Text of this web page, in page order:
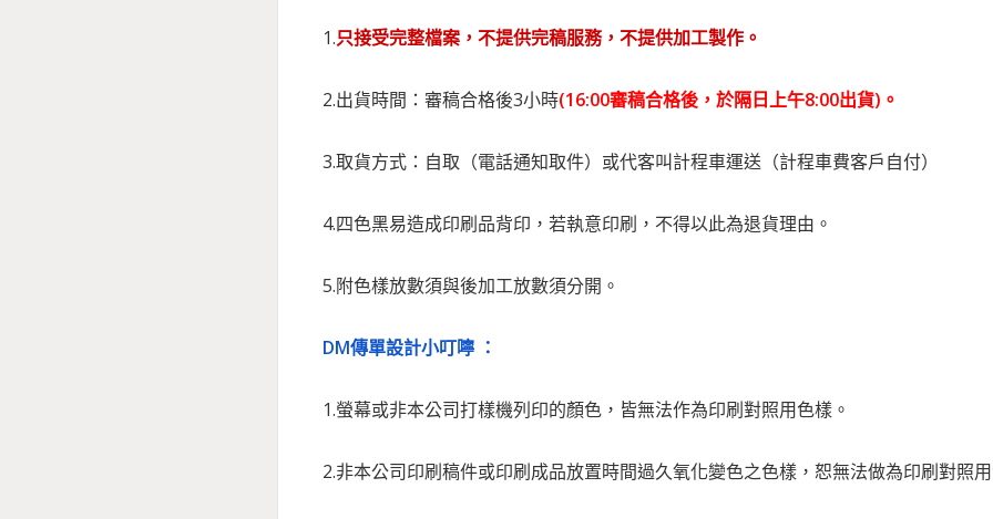
1.只接受完整檔案，不提供完稿服務，不提供加工製作。
2.出貨時間：審稿合格後3小時(16:00審稿合格後，於隔日上午8:00出貨)。
3.取貨方式：自取（電話通知取件）或代客叫計程車運送（計程車費客戶自付）
4.四色黑易造成印刷品背印，若執意印刷，不得以此為退貨理由。
5.附色樣放數須與後加工放數須分開。
DM傳單設計小叮嚀 ：
1.螢幕或非本公司打樣機列印的顏色，皆無法作為印刷對照用色樣。
2.非本公司印刷稿件或印刷成品放置時間過久氧化變色之色樣，恕無法做為印刷對照